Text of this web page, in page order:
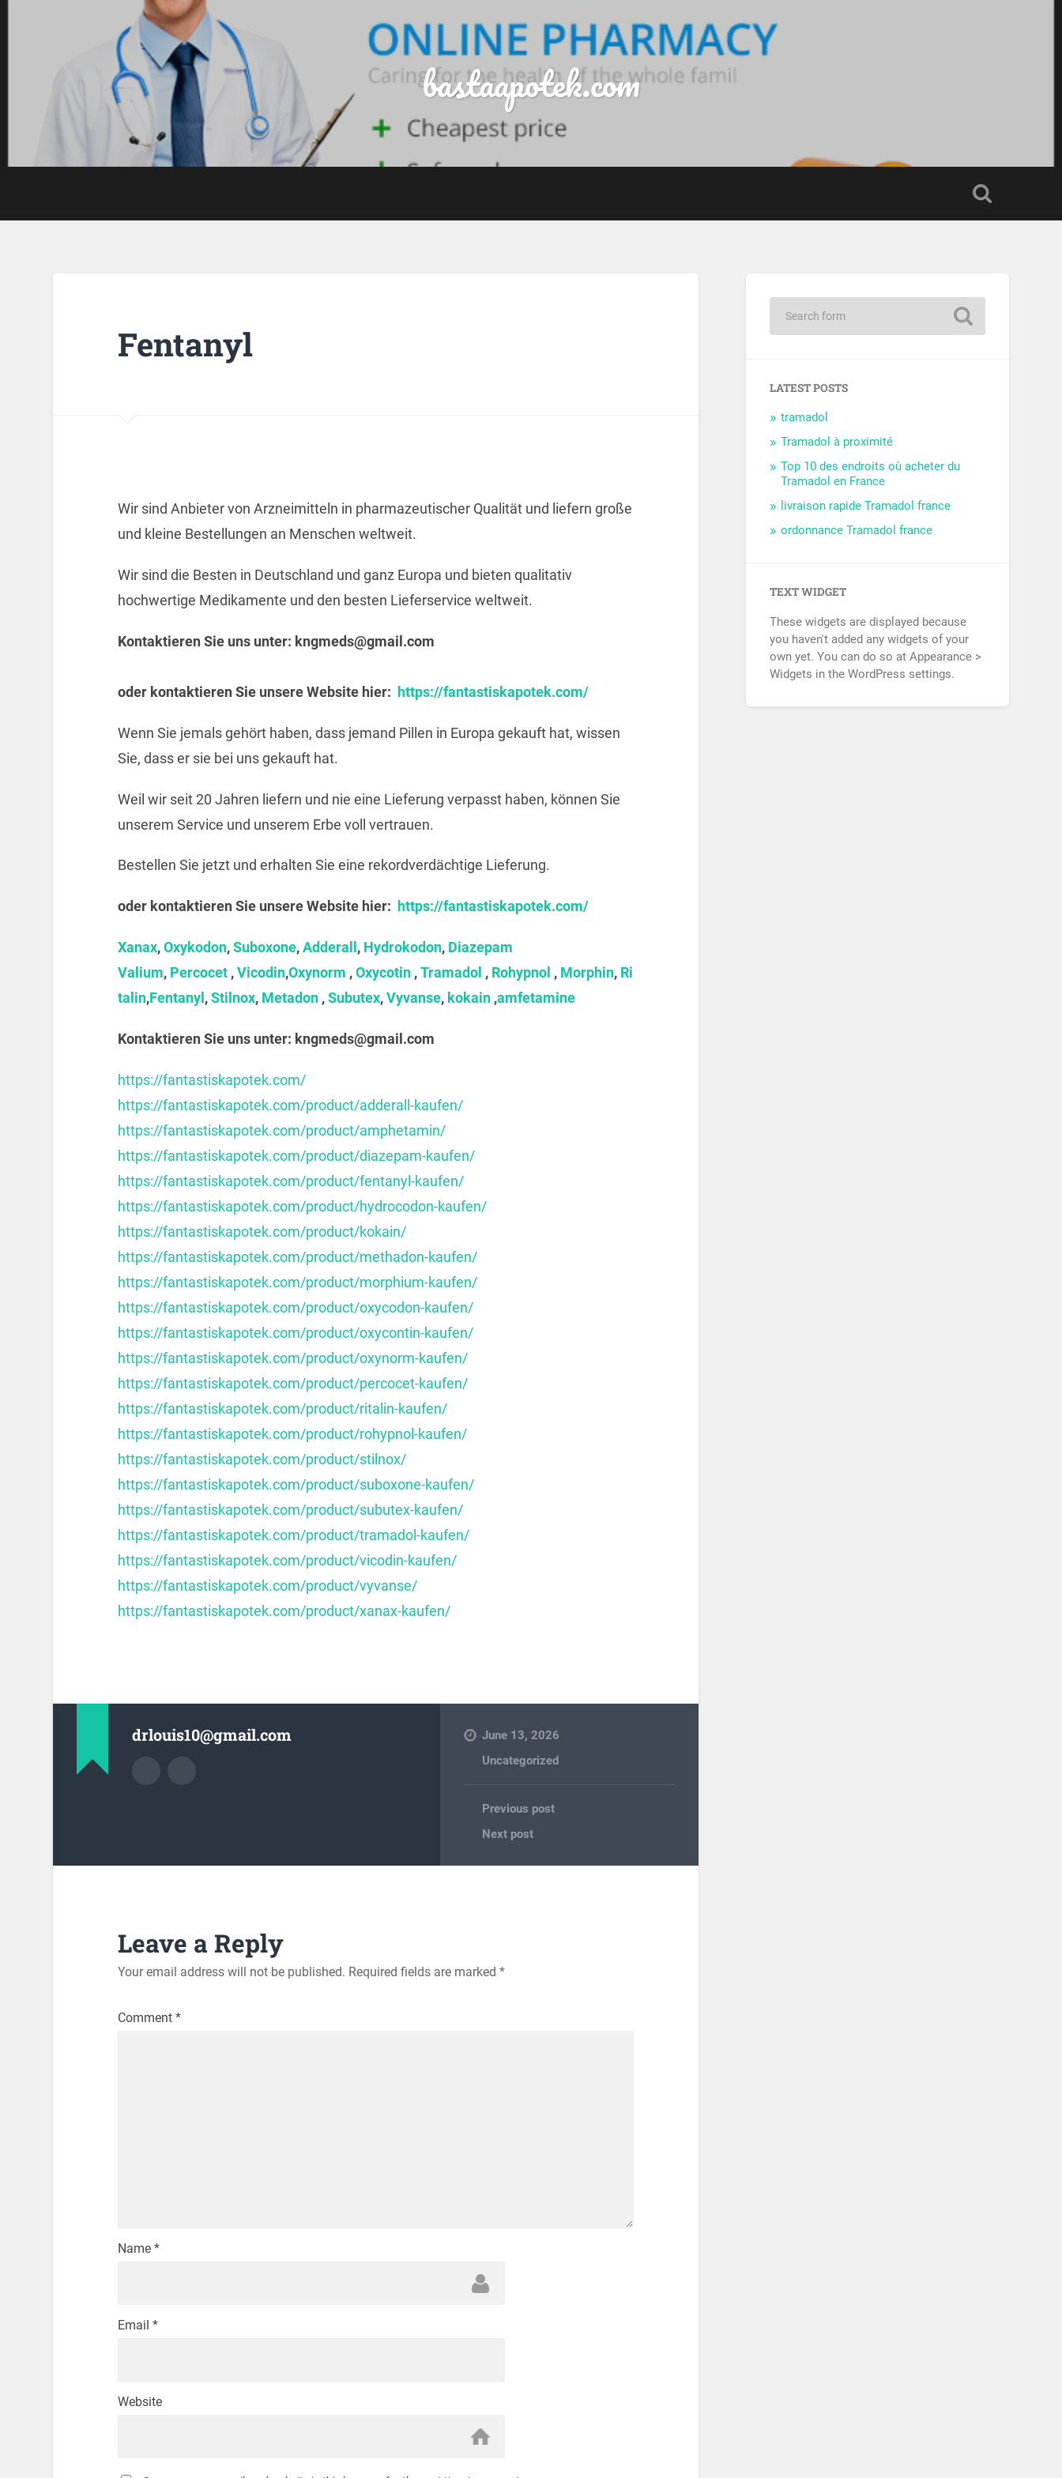
bastaapotek.com
Fentanyl
Wir sind Anbieter von Arzneimitteln in pharmazeutischer Qualität und liefern große
und kleine Bestellungen an Menschen weltweit.
Wir sind die Besten in Deutschland und ganz Europa und bieten qualitativ
hochwertige Medikamente und den besten Lieferservice weltweit.
Kontaktieren Sie uns unter: kngmeds@gmail.com
oder kontaktieren Sie unsere Website hier: https://fantastiskapotek.com/
Wenn Sie jemals gehört haben, dass jemand Pillen in Europa gekauft hat, wissen
Sie, dass er sie bei uns gekauft hat.
Weil wir seit 20 Jahren liefern und nie eine Lieferung verpasst haben, können Sie
unserem Service und unserem Erbe voll vertrauen.
Bestellen Sie jetzt und erhalten Sie eine rekordverdächtige Lieferung.
oder kontaktieren Sie unsere Website hier: https://fantastiskapotek.com/
Xanax,Oxykodon,Suboxone,Adderall , Hydrokodon, Diazepam
Valium, Percocet,Vicodin,Oxynorm ,Oxycotin,Tramadol , Rohypnol , Morphin, Ri
talin,Fentanyl ,Stilnox, Metadon,Subutex,Vyvanse, kokain,amfetamine
Kontaktieren Sie uns unter: kngmeds@gmail.com
https://fantastiskapotek.com/
https://fantastiskapotek.com/product/adderall-kaufen/
https://fantastiskapotek.com/product/amphetamin/
https://fantastiskapotek.com/product/diazepam-kaufen/
https://fantastiskapotek.com/product/fentanyl-kaufen/
https://fantastiskapotek.com/product/hydrocodon-kaufen/
https://fantastiskapotek.com/product/kokain/
https://fantastiskapotek.com/product/methadon-kaufen/
https://fantastiskapotek.com/product/morphium-kaufen/
https://fantastiskapotek.com/product/oxycodon-kaufen/
https://fantastiskapotek.com/product/oxycontin-kaufen/
https://fantastiskapotek.com/product/oxynorm-kaufen/
https://fantastiskapotek.com/product/percocet-kaufen/
https://fantastiskapotek.com/product/ritalin-kaufen/
https://fantastiskapotek.com/product/rohypnol-kaufen/
https://fantastiskapotek.com/product/stilnox/
https://fantastiskapotek.com/product/suboxone-kaufen/
https://fantastiskapotek.com/product/subutex-kaufen/
https://fantastiskapotek.com/product/tramadol-kaufen/
https://fantastiskapotek.com/product/vicodin-kaufen/
https://fantastiskapotek.com/product/vyvanse/
https://fantastiskapotek.com/product/xanax-kaufen/
drlouis10@gmail.com
June 13, 2026
Uncategorized
Previous post
Next post
Leave a Reply
Your email address will not be published. Required fields are marked *
Comment *
Name *
Email *
Website
LATEST POSTS
tramadol
Tramadol à proximité
Top 10 des endroits où acheter du
Tramadol en France
livraison rapide Tramadol france
ordonnance Tramadol france
TEXT WIDGET
These widgets are displayed because
you haven't added any widgets of your
own yet. You can do so at Appearance >
Widgets in the WordPress settings.